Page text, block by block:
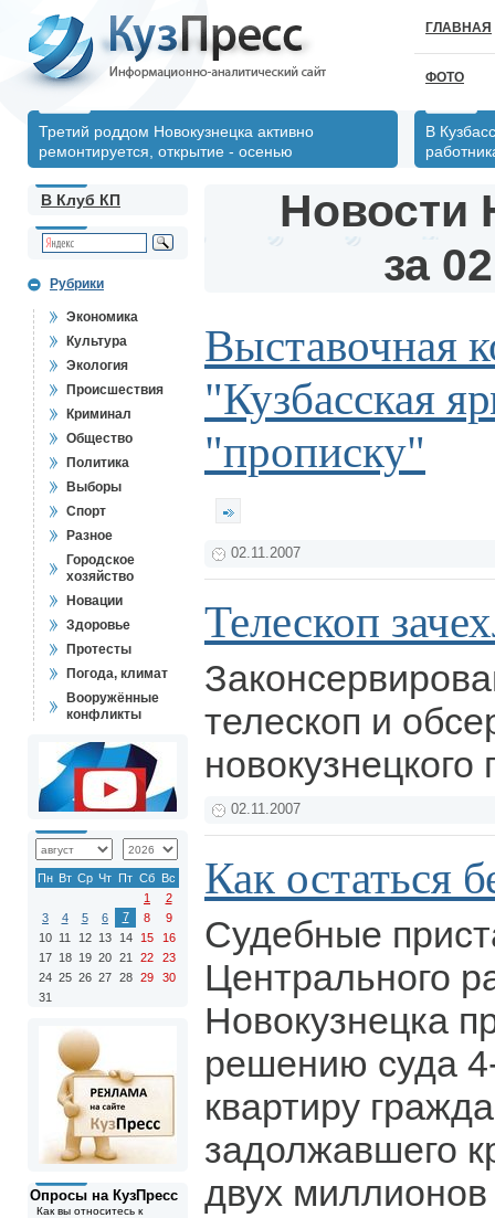
ГЛАВНАЯ
ФОТО
Третий роддом Новокузнецка активно
ремонтируется, открытие - осенью
В
В Клуб КП
Рубрики
Экономика
Культура
Экология
Происшествия
Криминал
Общество
Политика
Выборы
Спорт
Разное
Городское
хозяйство
Новации
Здоровье
Протесты
Погода, климат
Вооружённые
конфликты
Пн Вт Ср Чт Пт Сб Вс
1
2
3
4 5 6 7 8
9
10 11 12 13 14 15
16
17 18 19 20 21 22
23
24 25 26 27 28 29
30
31
Опросы на КузПресс
Как вы относитесь к
Новости
за
Выставочная
"Кузбасская
"прописку"
02.11.2007
Телескоп
телескоп и
02.11.2007
Как остаться
Судебные
Центрального
Новокузнецка
решению суда
квартиру
задолжавшего
двух